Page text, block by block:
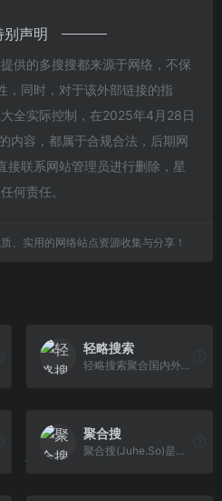
别声明
供的多搜搜都来源于网络，不保
，同时，对于该外部链接的指
全实际控制，在2025年4月28日
内容，都属于合规合法，后期网
接联系网站管理员进行删除，星
何责任。
、实用的网络站点资源收集与分享！
轻略搜索
轻略搜索聚合国内外及各种垂直搜索引擎。 一键切换垂直搜索和来源网站，只需一个网页即可获取全网搜索资源，并根据您的搜索习惯智能排序和自定义搜索，真正的一 站式全能搜索。覆盖新闻、图片、视频、小说、地图、法律、资源、云盘、旅游、商业、科教、软件、电影、医疗、票务等几十种细分领域。
聚合搜
聚合搜(Juhe.So)是专业的资源聚合搜索引擎，为用户提供便捷的访问谷歌、百度等通用搜索引擎，以及影视、小说、动漫、漫画、网盘、GPT等资源的聚合搜索服务。我们致力于为用户打造一个便捷、全面的搜索体验，让用户可以轻松找到他们所需的各类资源